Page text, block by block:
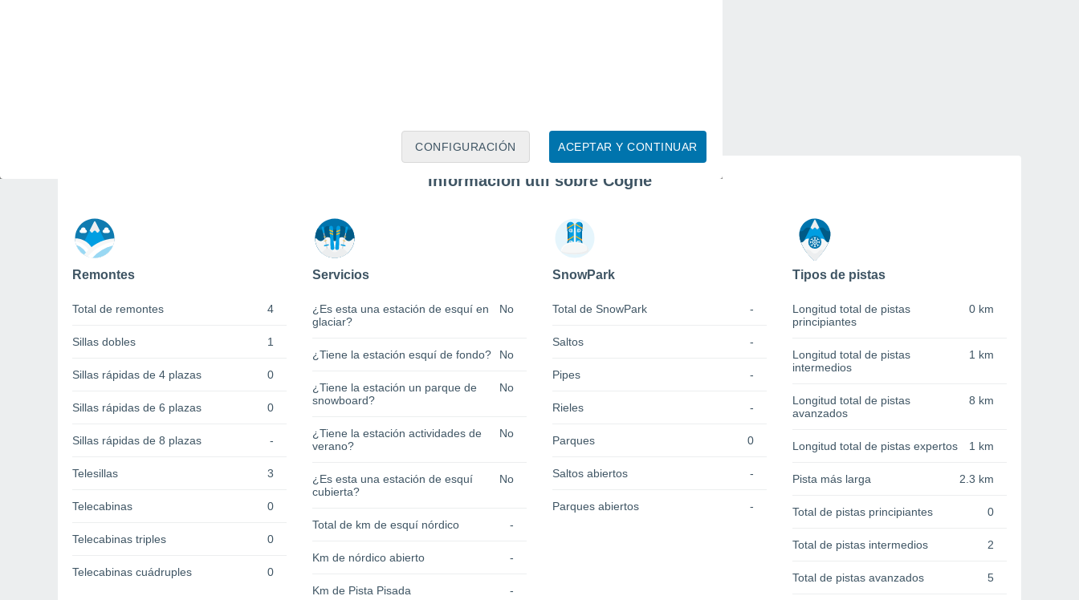
ACEPTAR Y CONTINUAR
CONFIGURACIÓN
Información útil sobre Cogne
Remontes
Total de remontes 4
Sillas dobles 1
Sillas rápidas de 4 plazas 0
Sillas rápidas de 6 plazas 0
Sillas rápidas de 8 plazas -
Telesillas 3
Telecabinas 0
Telecabinas triples 0
Telecabinas cuádruples 0
Servicios
¿Es esta una estación de esquí en
glaciar?
No
¿Tiene la estación esquí de fondo? No
¿Tiene la estación un parque de
snowboard?
No
¿Tiene la estación actividades de
verano?
No
¿Es esta una estación de esquí
cubierta?
No
Total de km de esquí nórdico -
Km de nórdico abierto -
Km de Pista Pisada -
SnowPark
Total de SnowPark -
Saltos -
Pipes -
Rieles -
Parques 0
Saltos abiertos -
Parques abiertos -
Tipos de pistas
Longitud total de pistas
principiantes
0 km
Longitud total de pistas
intermedios
1 km
Longitud total de pistas
avanzados
8 km
Longitud total de pistas expertos 1 km
Pista más larga 2.3 km
Total de pistas principiantes 0
Total de pistas intermedios 2
Total de pistas avanzados 5